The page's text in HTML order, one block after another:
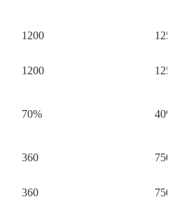
1200
1200
70% 40%
360
360